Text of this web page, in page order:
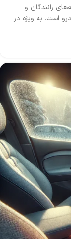
رانندگان و
است. به ویژه در